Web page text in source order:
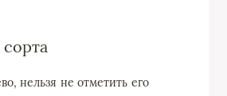
нельзя не отметить его